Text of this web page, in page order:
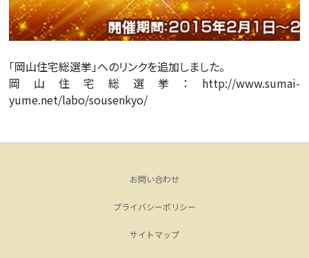
「岡山住宅総選挙」へのリンクを追加しました。
岡山住宅総選挙： http://www.sumai-
yume.net/labo/sousenkyo/
お問い合わせ
プライバシーポリシー
サイトマップ